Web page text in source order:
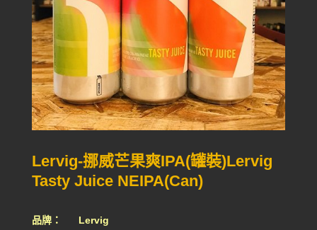
Lervig-挪威芒果爽IPA(罐裝)Lervig
Tasty Juice NEIPA(Can)
品牌： Lervig